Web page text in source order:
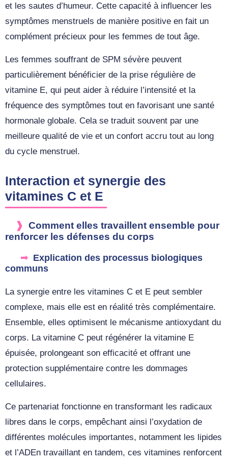
et les sautes d’humeur. Cette capacité à influencer les
symptômes menstruels de manière positive en fait un
complément précieux pour les femmes de tout âge.
Les femmes souffrant de SPM sévère peuvent
particulièrement bénéficier de la prise régulière de
vitamine E, qui peut aider à réduire l’intensité et la
fréquence des symptômes tout en favorisant une santé
hormonale globale. Cela se traduit souvent par une
meilleure qualité de vie et un confort accru tout au long
du cycle menstruel.
Interaction et synergie des
vitamines C et E
Comment elles travaillent ensemble pour
renforcer les défenses du corps
Explication des processus biologiques
communs
La synergie entre les vitamines C et E peut sembler
complexe, mais elle est en réalité très complémentaire.
Ensemble, elles optimisent le mécanisme antioxydant du
corps. La vitamine C peut régénérer la vitamine E
épuisée, prolongeant son efficacité et offrant une
protection supplémentaire contre les dommages
cellulaires.
Ce partenariat fonctionne en transformant les radicaux
libres dans le corps, empêchant ainsi l’oxydation de
différentes molécules importantes, notamment les lipides
et l’ADEn travaillant en tandem, ces vitamines renforcent